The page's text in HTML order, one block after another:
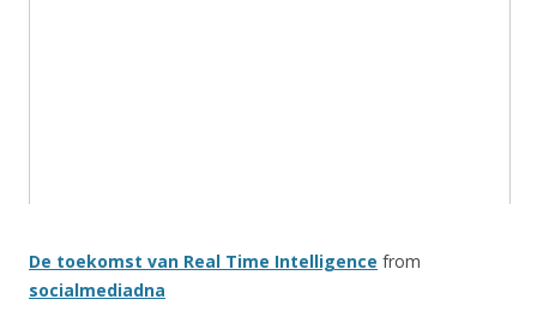
De toekomst van Real Time Intelligence from
socialmediadna